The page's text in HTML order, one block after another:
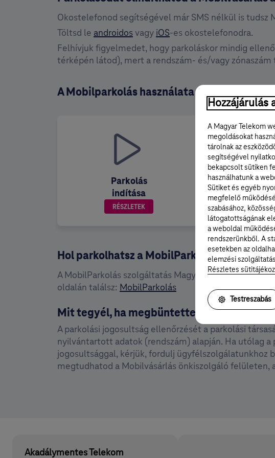
Okostelefonod segítségével már SMS nélkül is tudsz
Töltsd le androidosvagy iOS-es okostelefonodra.
Felhívjuk figyelmedet, hogy parkoláskor mindig
térképén látod), mert a rendszám- és/vagy
A Mobilparkolás használata
Parkolás
indítása
RÉSZLETEK
Hol parkolhatsz a MobilParkolással?
A MobilParkolás szolgáltatás Magyarországon
oldalán találsz: MobilParkolás
Mit tegyél, ha megbüntettek?
A parkolási jogosultság ellenőrzését a parkolási
nyilvántartott adatok (rendszám) alapján. Ha utólag
jogosultsággal, kérjük, fordulj ügyfélszolgálatunkhoz
megtudhatod a Mobilvásárlás önkiszolgáló
Akadálymentes Telekom
Hozzájárulás
A Magyar Telekom
megoldásokat
tárolnak az
segítségével
bekapcsolt sütiken
használhatunk a
Sütiket és egyéb
megfelelő
szabásához,
látogatottságának
a weboldal
rendszerünkből. A
esetekben az
elemzési
Részletes
Testreszabás